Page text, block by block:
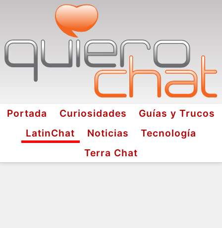
Portada Curiosidades
Guías y Trucos
LatinChat
Noticias
Tecnología
Terra Chat